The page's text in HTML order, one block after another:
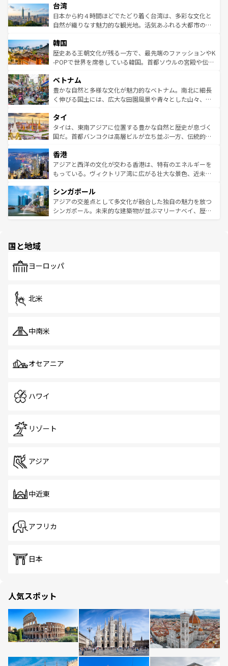
ならではの贅沢な旅のスタイルだ。 なお、新着のアメリカ
情報はコンテンツ一覧を参照してほしい。
れるおもてなしの心で訪れる人々を迎えてくれるハワイの
人々、おいしいローカルフードやハワイアンミュージッ
ク、伝統的なフラダンスなど、すべてがハワイの魅力を彩
ワイを、存分に味わってほしい。 なお、新着のハワイ情報
はコンテンツ一覧を参照してほしい。
リアリーフや大陸中央部にそびえるウルル（エアーズロッ
ク）、タスマニアの美しい原生林やケアンズの熱帯雨林な
ど、見どころがたくさん。また、カフェやワイン、オージ
いる。アクティビティも充実しており、サーフィンやダイ
ビング、ハイキングなど、アウトドア好きにはたまらな
い。オーストラリアの多彩な魅力を存分に味わいつくそ
参照してほしい。
台湾
日本から約４時間ほどでたどり着く台湾は、多彩な文化と
自然が織りなす魅力的な観光地。活気あふれる大都市の台
ン）、静ひつな山岳地帯である台湾東部など、都市の喧騒
と山間の静けさが共存しており、訪れる人に新しい発見と
驚きをもたらしてくれる。また、奥深い台湾の食文化も魅
容にもいいと評判のスイーツなど、バラエティ豊かな料理
が味わえる。 なお、新着の台湾情報は コンテンツ一覧を参
照してほしい。
韓国
歴史ある王朝文化が残る一方で、最先端のファッションやK
-POPで世界を席巻している韓国。首都ソウルの宮殿や伝統
き、地方に足を延ばせば四季折々の自然美を楽しむことが
できる。そして、キムチや焼肉、絶品のストリートフード
まで、さまざまな韓国料理が待っている。夜には、韓国な
リティに包まれながら、韓国の多彩な魅力を心ゆくまで味
わってみてほしい。 なお、新着の韓国情報はコンテンツ一
覧を参照してほしい。
ベトナム
豊かな自然と多様な文化が魅力的なベトナム。南北に細長
く伸びる国土には、広大な田園風景や青々とした山々、世
急速な発展と共に伝統が息づく。ハノイの古い町並みやホ
ーチミン市のフランス統治時代の建物も、独特の雰囲気を
醸し出している。また、バラエティの豊かさとおいしさで
とつ。フォーやバインミー、ベトナムコーヒーなどは、ぜ
ひ現地で味わいたい。どの地域を訪れてもあたたかい人々
が旅行者を迎えてくれるので、きっと忘れられない旅にな
参照してほしい。
タイ
タイは、東南アジアに位置する豊かな自然と歴史が息づく
国だ。首都バンコクは高層ビルが立ち並ぶ一方、伝統的な
の活気が交差している。北部ではチェンマイなどの山岳地
帯で自然と触れ合い、南部ではプーケットやクラビの美し
いビーチでリゾート気分を楽しむことができる。タイ料理
激する。気候は一年中温暖で、どの季節にも異なる楽しみ
が待っている。親しみやすいタイの人々、仏教を中心とし
た文化、そして多様な観光資源が、訪れる旅人を魅了し続
香港
アジアと西洋の文化が交わる香港は、特有のエネルギーを
もっている。ヴィクトリア湾に広がる壮大な景色、近未来
み、どこを訪れても感動するはず。観光スポットが密集し
ており、効率よく見どころを回れるのも魅力。息をのむよ
うな絶景から文化的な体験まで、香港を存分に楽しみ尽く
シンガポール
アジアの交差点として多文化が融合した独自の魅力を放つ
シンガポール。未来的な建築物が並ぶマリーナベイ、歴史
で、ホーカーズは地元の風情を楽しめる外せないスポット
国と地域
ヨーロッパ
北米
中南米
オセアニア
ハワイ
リゾート
アジア
中近東
アフリカ
日本
人気スポット